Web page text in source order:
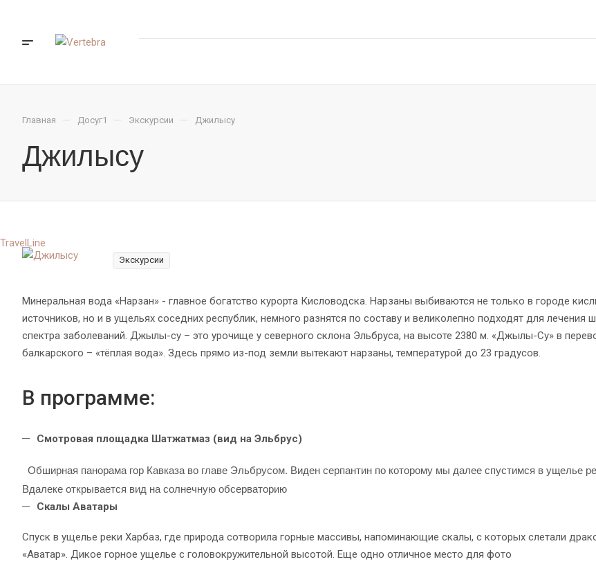
Главная — Досуг1 — Экскурсии — Джилысу
Джилысу
TravelLine
Экскурсии
Минеральная вода «Нарзан» - главное богатство курорта Кисловодска. Нарзаны выбиваются не только в городе
источников, но и в ущельях соседних республик, немного разнятся по составу и великолепно подходят для лечения
спектра заболеваний. Джылы-су – это урочище у северного склона Эльбруса, на высоте 2380 м. «Джылы-Су» в
балкарского – «тёплая вода». Здесь прямо из-под земли вытекают нарзаны, температурой до 23 градусов.
В программе:
Смотровая площадка Шатжатмаз (вид на Эльбрус)
Обширная панорама гор Кавказа во главе Эльбрусом. Виден серпантин по которому мы далее спустимся в ущелье
Вдалеке открывается вид на солнечную обсерваторию
Скалы Аватары
Спуск в ущелье реки Харбаз, где природа сотворила горные массивы, напоминающие скалы, с которых слетали
«Аватар». Дикое горное ущелье с головокружительной высотой. Еще одно отличное место для фото